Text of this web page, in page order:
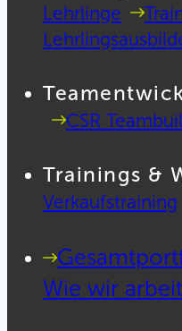
Lehrlinge
CSR
Trainings &
Verkaufstraining
Wie wir